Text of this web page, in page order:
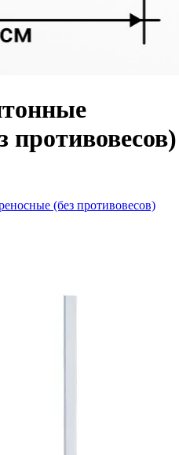
противовесов)
(без противовесов)